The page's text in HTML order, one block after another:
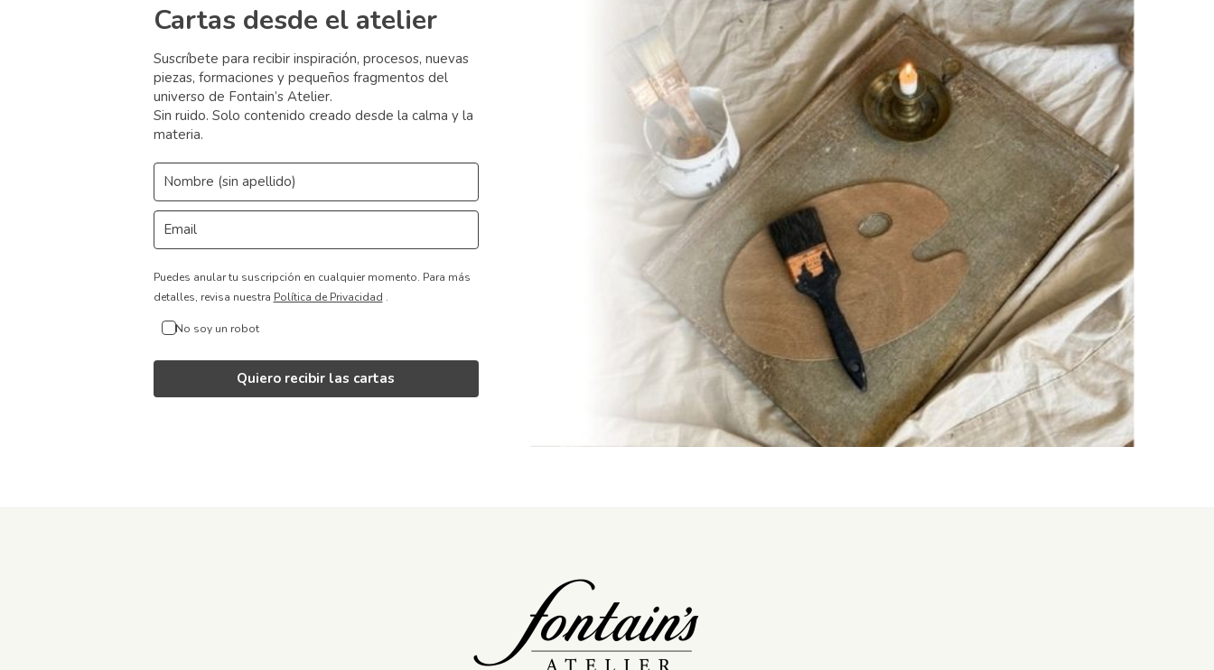
Cartas desde el atelier
Suscríbete para recibir inspiración, procesos, nuevas
piezas, formaciones y pequeños fragmentos del
universo de Fontain’s Atelier.
Sin ruido. Solo contenido creado desde la calma y la
materia.
Puedes anular tu suscripción en cualquier momento. Para más
detalles, revisa nuestra Política de Privacidad .
No soy un robot
Quiero recibir las cartas